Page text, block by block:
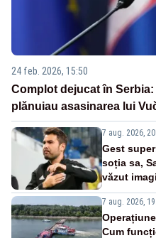
24 feb. 2026, 15:50
Complot dejucat în
plănuiau asasinarea lui
7 aug. 2026,
Gest
soția sa,
văzut
7 aug. 2026,
Cum